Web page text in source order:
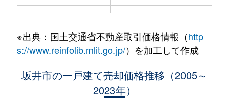
春江町江留上新町
1,000万円
春江
春江町江留上日の出
250万円
※出典：国土交通省不動産取引価格情報（http
s://www.reinfolib.mlit.go.jp/）を加工して作成
坂井市の一戸建て売却価格推移（2005～
2023年）